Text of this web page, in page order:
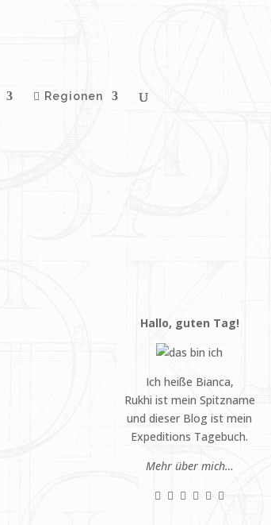
Regionen
Hallo, guten Tag!
Ich heiße Bianca,
Rukhi ist mein Spitzname
und dieser Blog ist mein
Expeditions Tagebuch.
Mehr über mich…